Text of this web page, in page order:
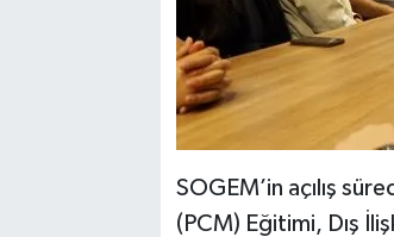
SOGEM’in açılış
(PCM) Eğitimi, Dış